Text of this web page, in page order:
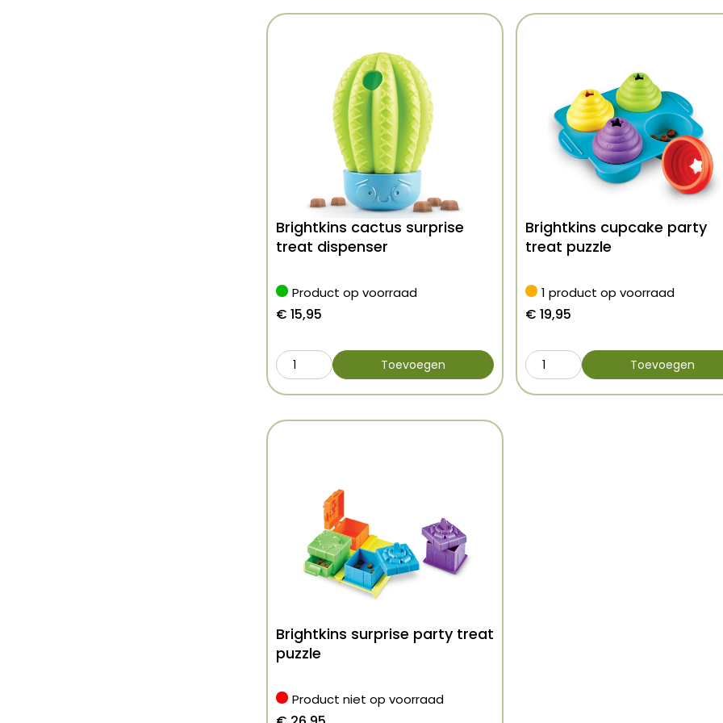
Brightkins cactus surprise
treat dispenser
Product op voorraad
€ 15,95
Toevoegen
Brightkins cupcake party
treat puzzle
1 product op voorraad
€ 19,95
Toevoegen
Brightkins surprise party treat
puzzle
Product niet op voorraad